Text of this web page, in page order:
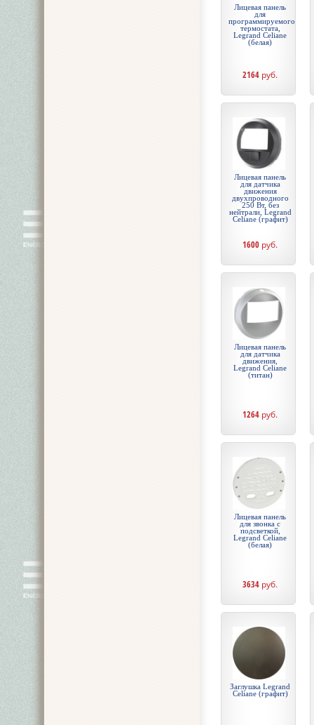
Лицевая панель
для
программируемого
термостата,
Legrand Celiane
(белая)
2164 руб.
Лицевая панель
для датчика
движения
двухпроводного
250 Вт, без
нейтрали, Legrand
Celiane (графит)
1600 руб.
Лицевая панель
для датчика
движения,
Legrand Celiane
(титан)
1264 руб.
Лицевая панель
для звонка с
подсветкой,
Legrand Celiane
(белая)
3634 руб.
Заглушка Legrand
Celiane (графит)